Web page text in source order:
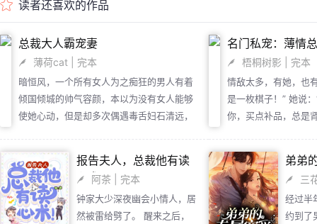
读者还喜欢的作品
总裁大人霸宠妻
薄荷cat | 完本
暗恒风，一个所有女人为之痴狂的男人有着
倾国倾城的帅气容颜，本以为没有女人能够
使她心动，但是却多次偶遇毒舌妇石清远，
个男人为之坠入爱河，但不曾想这个女人居
然有一纸婚约？
名门私宠：薄情
梧桐树影 | 完本
情敌太多，有她，也
是一枚棋子！” 她说
你，买点补品，总是
一张俊脸，目光冷冽
沉声道：“站住！” 她
微笑着，“还有事？”
眸一凛，迈开步子走
弯下腰去，因为她倏
报告夫人，总裁他有读
心术！
阿茶| 完本
钟家大少深夜幽会小情人，居
然被雷给劈了。 醒来之后，
弟弟
三
经过半
约到了